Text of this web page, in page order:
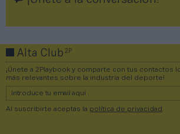
Alta Club2P
¡Únete a 2Playbook y comparte con tus contactos
más relevantes sobre la industria del deporte!
Al suscribirte aceptas la política de privacidad .